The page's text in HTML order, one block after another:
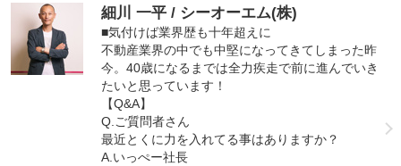
細川 一平 / シーオーエム(株)
■気付けば業界歴も十年超えに
不動産業界の中でも中堅になってきてしまった昨
今。40歳になるまでは全力疾走で前に進んでいき
たいと思っています！
【Q&A】
Q.ご質問者さん
最近とくに力を入れてる事はありますか？
A.いっぺー社長